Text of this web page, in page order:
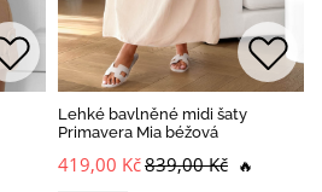
Lehké bavlněné midi šaty
Primavera Mia béžová
419,00 Kč839,00 Kč 🔥